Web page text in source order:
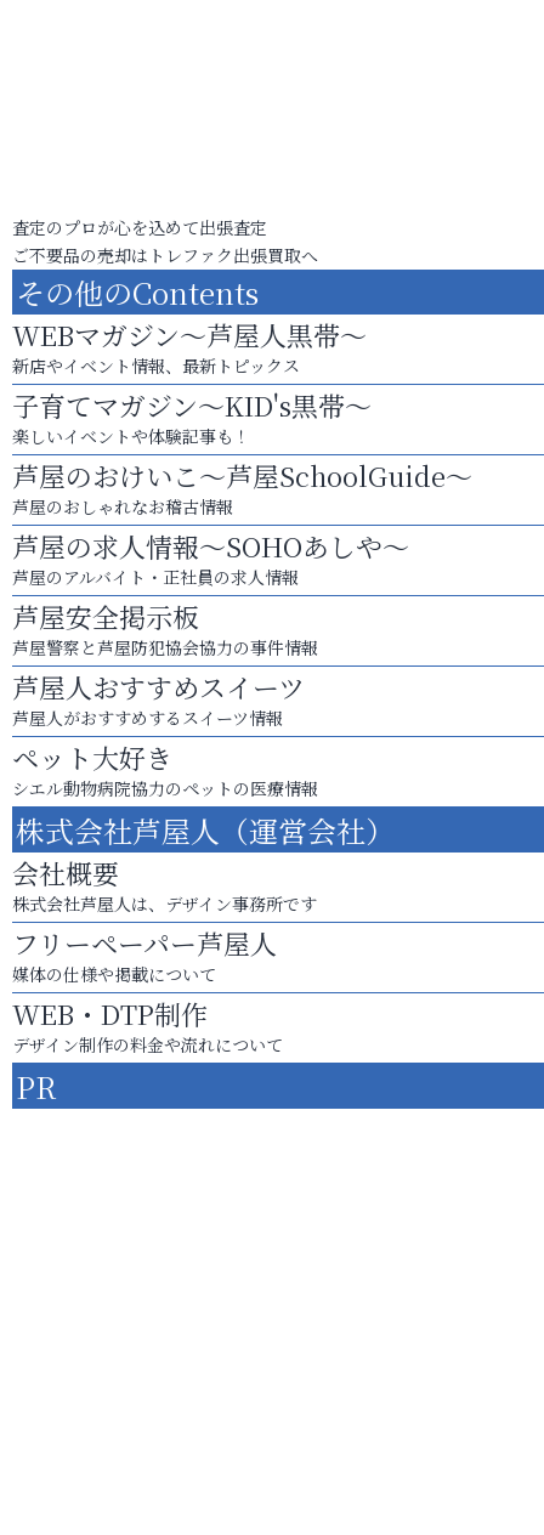
査定のプロが心を込めて出張査定
ご不要品の売却はトレファク出張買取へ
その他のContents
WEBマガジン～芦屋人黒帯～
新店やイベント情報、最新トピックス
子育てマガジン～KID's黒帯～
楽しいイベントや体験記事も！
芦屋のおけいこ～芦屋SchoolGuide～
芦屋のおしゃれなお稽古情報
芦屋の求人情報～SOHOあしや～
芦屋のアルバイト・正社員の求人情報
芦屋安全掲示板
芦屋警察と芦屋防犯協会協力の事件情報
芦屋人おすすめスイーツ
芦屋人がおすすめするスイーツ情報
ペット大好き
シエル動物病院協力のペットの医療情報
株式会社芦屋人（運営会社）
会社概要
株式会社芦屋人は、デザイン事務所です
フリーペーパー芦屋人
媒体の仕様や掲載について
WEB・DTP制作
デザイン制作の料金や流れについて
PR